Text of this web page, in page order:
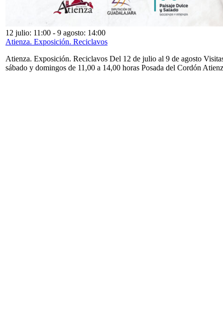
12 julio: 11:00 - 9 agosto: 14:00
Atienza. Exposición. Reciclavos
Atienza. Exposición. Reciclavos Del 12 de julio al 9 de agosto
sábado y domingos de 11,00 a 14,00 horas Posada del Cordón